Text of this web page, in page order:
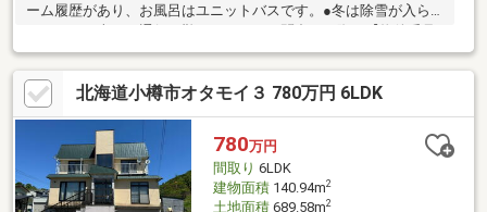
ーム履歴があり、お風呂はユニットバスです。●冬は除雪が入ら
33670】とお伝えいただけるとスムーズにご対応できます。駐車
２台可、即引渡可、土地100坪以上、テニスコートが近い、南向
き、南側道路面す、閑静な住宅地、ＬＤＫ１５畳以上、前道６ｍ
以上、和室、始発駅、２階建、浴室に窓、緑豊かな住宅地、眺望
良好、高台に立地、小学校 徒歩10分以内、屋根裏収納
北海道小樽市オタモイ３ 780万円 6LDK
780万円
間取り 6LDK
建物面積140.94m2
土地面積689.58m2